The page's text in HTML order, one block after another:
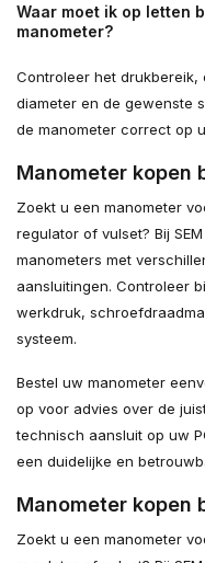
Waar moet ik op letten
manometer?
Controleer het
diameter en de gewenste
de manometer correct op
Manometer kopen
Zoekt u een manometer
regulator of vulset? Bij
manometers met
aansluitingen. Controleer
werkdruk,
systeem.
Bestel uw manometer
op voor advies over de
technisch aansluit op uw
een duidelijke en
Manometer kopen
Zoekt u een manometer